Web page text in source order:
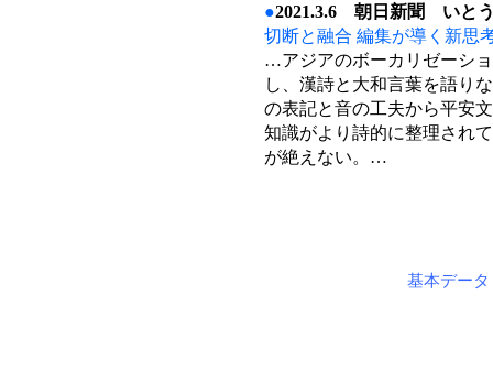
●2021.3.6 朝日新聞 いと
切断と融合 編集が導く新思
…アジアのボーカリゼーシ
し、漢詩と大和言葉を語り
の表記と音の工夫から平安
知識がより詩的に整理され
が絶えない。…
基本データ